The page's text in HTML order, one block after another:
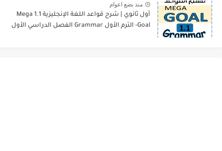
منذ بضع اعوام
أول ثانوي | شرح قواعد اللغة الإنجليزية 1.1 Mega
Goal- الترم الأول Grammar الفصل الدراسي الأول